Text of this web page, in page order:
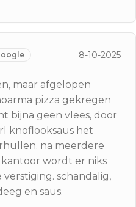
8-10-2025
maar afgelopen
pizza gekregen
bijna geen vlees, door
knoflooksaus het
na meerdere
wordt er niks
schandalig,
en saus.